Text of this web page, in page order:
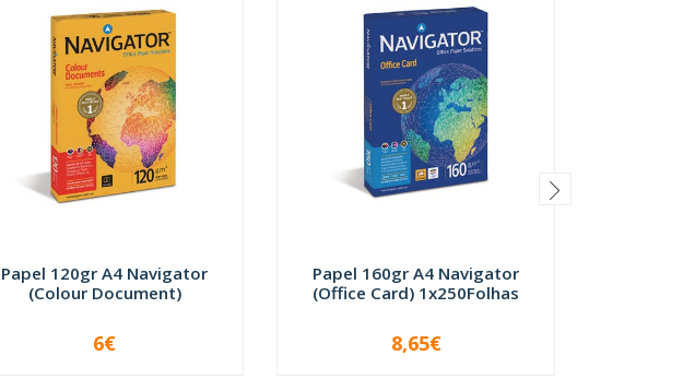
Papel 120gr A4 Navigator
(Colour Document)
6€
Papel 160gr A4 Navigator
(Office Card) 1x250Folhas
+
8,65€